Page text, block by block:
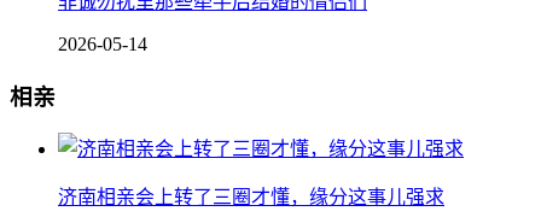
2026-05-14
相亲
济南相亲会上转了三圈才懂，缘分这事儿强求